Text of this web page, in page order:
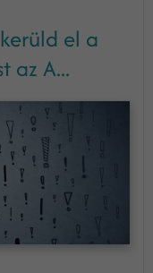
el a
az A...